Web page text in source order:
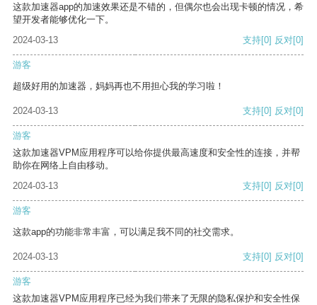
这款加速器app的加速效果还是不错的，但偶尔也会出现卡顿的情况，希
望开发者能够优化一下。
2024-03-13
支持[0] 反对[0]
游客
超级好用的加速器，妈妈再也不用担心我的学习啦！
2024-03-13 支持[0] 反对[0]
游客
这款加速器VPM应用程序可以给你提供最高速度和安全性的连接，并帮
助你在网络上自由移动。
2024-03-13
支持[0] 反对[0]
游客
这款app的功能非常丰富，可以满足我不同的社交需求。
2024-03-13 支持[0] 反对[0]
游客
这款加速器VPM应用程序已经为我们带来了无限的隐私保护和安全性保